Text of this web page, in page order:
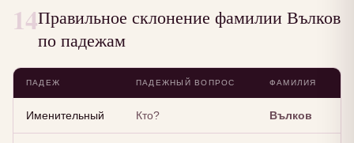
14Правильное склонение фамилии Вълков
по падежам
ПАДЕЖ ПАДЕЖНЫЙ ВОПРОС ФАМИЛИЯ
Именительный Кто? Вълков